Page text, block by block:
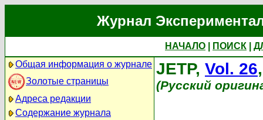
Журнал
НАЧАЛО ПОИСК
Общая информация о журнале
Золотые страницы
Адреса редакции
Содержание журнала
JETP, Vol. 26
(Русский